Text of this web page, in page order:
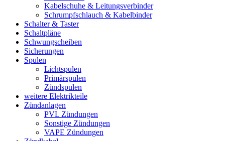
Kabelschuhe & Leitungsverbinder
Schrumpfschlauch & Kabelbinder
Schalter & Taster
Schaltpläne
Schwungscheiben
Sicherungen
Spulen
Lichtspulen
Primärspulen
Zündspulen
weitere Elektrikteile
Zündanlagen
PVL Zündungen
Sonstige Zündungen
VAPE Zündungen